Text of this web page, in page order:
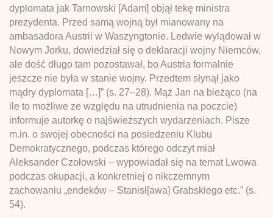
dyplomata jak Tarnowski [Adam] objął tekę ministra
prezydenta. Przed samą wojną był mianowany na
ambasadora Austrii w Waszyngtonie. Ledwie wylądował w
Nowym Jorku, dowiedział się o deklaracji wojny Niemców,
ale dość długo tam pozostawał, bo Austria formalnie
jeszcze nie była w stanie wojny. Przedtem słynął jako
mądry dyplomata […]” (s. 27–28). Mąż Jan na bieżąco (na
ile to możliwe ze względu na utrudnienia na poczcie)
informuje autorkę o najświeższych wydarzeniach. Pisze
m.in. o swojej obecności na posiedzeniu Klubu
Demokratycznego, podczas którego odczyt miał
Aleksander Czołowski – wypowiadał się na temat Lwowa
podczas okupacji, a konkretniej o nikczemnym
zachowaniu „endeków – Stanisł[awa] Grabskiego etc.” (s.
54).